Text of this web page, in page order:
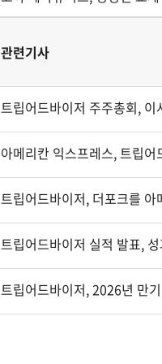
관련기사
트립어드바이저 주주총회,
아메리칸 익스프레스, 트립
트립어드바이저, 더포크를
트립어드바이저 실적 발표,
트립어드바이저, 2026년 만